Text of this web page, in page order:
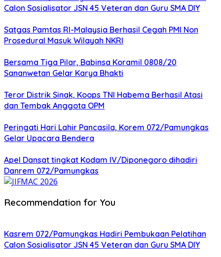
Calon Sosialisator JSN 45 Veteran dan Guru SMA DIY
Satgas Pamtas RI-Malaysia Berhasil Cegah PMI Non
Prosedural Masuk Wilayah NKRI
Bersama Tiga Pilar, Babinsa Koramil 0808/20
Sananwetan Gelar Karya Bhakti
Teror Distrik Sinak, Koops TNI Habema Berhasil Atasi
dan Tembak Anggota OPM
Peringati Hari Lahir Pancasila, Korem 072/Pamungkas
Gelar Upacara Bendera
Apel Dansat tingkat Kodam lV/Diponegoro dihadiri
Danrem 072/Pamungkas
Recommendation for You
Kasrem 072/Pamungkas Hadiri Pembukaan Pelatihan
Calon Sosialisator JSN 45 Veteran dan Guru SMA DIY